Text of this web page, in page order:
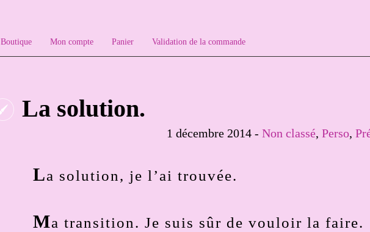
Boutique Mon compte Panier Validation de la commande
La solution.
1 décembre 2014 - Non classé, Perso,
La solution, je l’ai trouvée.
Ma transition. Je suis sûr de vouloir la faire.